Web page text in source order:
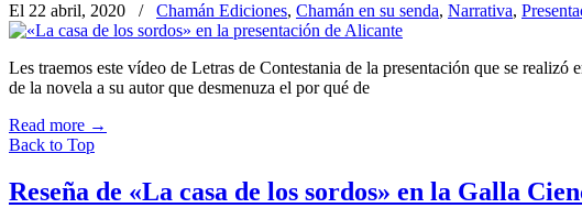
El 22 abril, 2020 / Chamán Ediciones, Chamán en su senda, Narrativa,
Les traemos este vídeo de Letras de Contestania de la presentación que se
de la novela a su autor que desmenuza el por qué de
Read more →
Back to Top
Reseña de «La casa de los sordos» en la Galla